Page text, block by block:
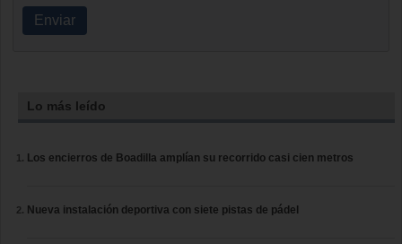
Enviar
Lo más leído
Los encierros de Boadilla amplían su recorrido casi cien metros
Nueva instalación deportiva con siete pistas de pádel